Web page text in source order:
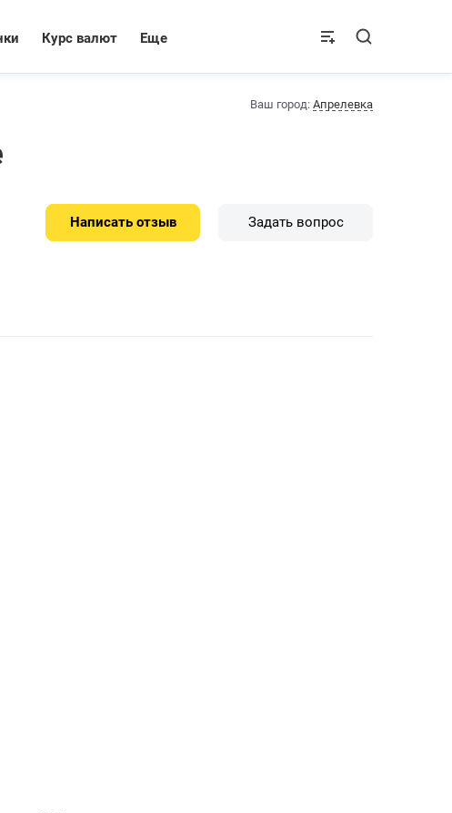
Курс валют Еще
Ваш город: Апрелевка
Написать отзыв Задать вопрос